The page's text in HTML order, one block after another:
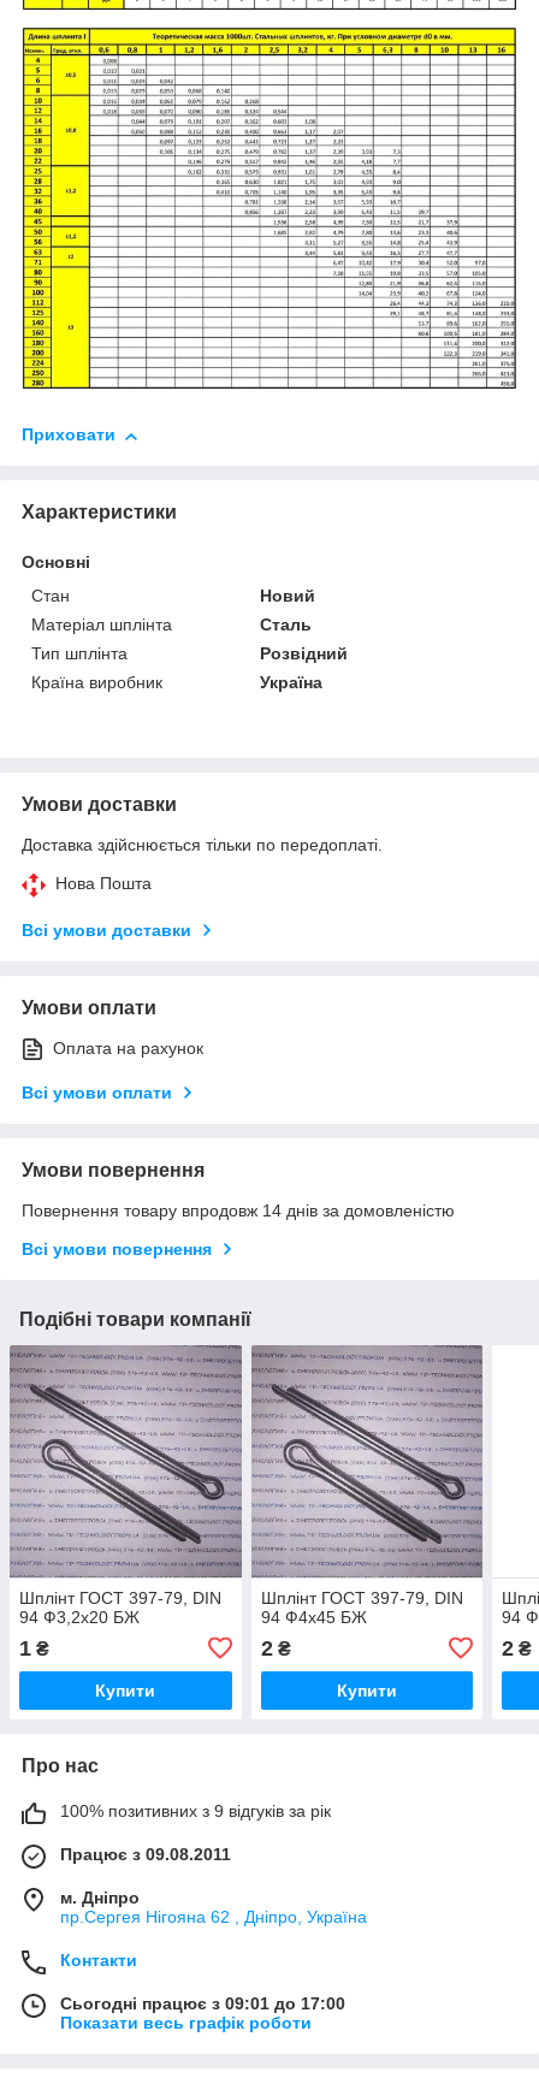
Приховати
Характеристики
Основні
Стан
Новий
Матеріал шплінта
Сталь
Тип шплінта
Розвідний
Країна виробник
Україна
Умови доставки
Доставка здійснюється тільки по передоплаті.
Нова Пошта
Всі умови доставки
Умови оплати
Оплата на рахунок
Всі умови оплати
Умови повернення
Повернення товару впродовж 14 днів за домовленістю
Всі умови повернення
Подібні товари компанії
Шплінт ГОСТ 397-79, DIN
94 Ф3,2х20 БЖ
1 ₴
Купити
Шплінт ГОСТ 397-79, DIN
94 Ф4х45 БЖ
2₴
Купити
94
2 ₴
Про нас
100% позитивних з 9 відгуків за рік
Працює з 09.08.2011
м. Дніпро
пр.Сергея Нігояна 62 , Дніпро, Україна
Контакти
Сьогодні працює з 09:01 до 17:00
Показати весь графік роботи